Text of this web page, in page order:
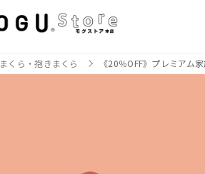
まくら・抱きまくら 《20％OFF》プレミアム